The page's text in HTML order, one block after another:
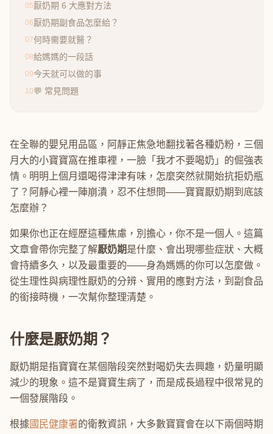
05厭奶期 6 大應對方法
06厭奶期副食品怎麼給？
07何時需要就醫？
08給媽媽的一段話
09今天就可以做的事
10💬 常見問題
在全聯的嬰兒用品區，阿靜正焦急地翻找著各種奶粉，三個
月大的小寶寶窩在推車裡，一臉「我才不要喝奶」的倔強表
情。明明上個月還喝得津津有味，怎麼突然就開始抗拒奶瓶
了？阿靜心裡一陣崩潰，忍不住想問——寶寶厭奶期到底該
怎麼辦？
如果你也正在經歷這種焦慮，別擔心，你不是一個人。這篇
文章會帶你完整了解厭奶期是什麼、會出現哪些症狀、大概
會持續多久，以及最重要的——身為媽媽的你可以怎麼做。
從生理性與病理性厭奶的分辨、實用的應對方法，到副食品
的銜接時機，一次幫你整理清楚。
什麼是厭奶期？
厭奶期是指寶寶在某個階段突然對喝奶失去興趣，奶量明顯
減少的現象。這不是寶寶生病了，而是成長過程中很常見的
一個發展階段。
根據國民健康署的衛教資訊，大多數寶寶會在以下兩個時期